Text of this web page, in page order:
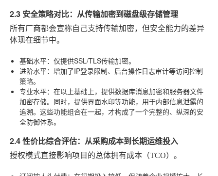
2.3 安全策略对比：从传输加密到磁盘级存储管理
所有厂商都会宣称自己支持传输加密，但安全能力的差异
体现在细节中。
基础水平：仅提供SSL/TLS传输加密。
进阶水平：增加了IP登录限制、后台操作日志审计等访问控制
策略。
专业水平：在以上基础上，提供数据库消息加密和服务器文件
加密存储。同时，提供界面水印等功能，用于内部信息泄露的
追溯。这些功能组合在一起，才构成了一个完整的、纵深的安
全防御体系。
2.4 性价比综合评估：从采购成本到长期运维投入
授权模式直接影响项目的总体拥有成本（TCO）。